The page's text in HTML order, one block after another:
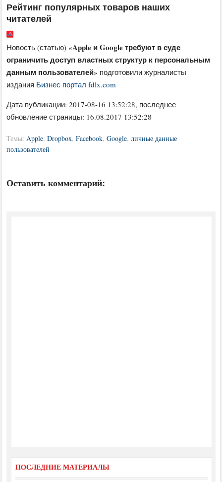
Рейтинг популярных товаров наших
читателей
Новость (статью) «Apple и Google требуют в суде
ограничить доступ властных структур к персональным
данным пользователей» подготовили журналисты
издания Бизнес портал fdlx.com
Дата публикации:2017-08-16 13:52:28, последнее
обновление страницы: 16.08.2017 13:52:28
Темы:Apple,Dropbox,Facebook,Google,личные данные
пользователей
Оставить комментарий:
ПОСЛЕДНИЕ МАТЕРИАЛЫ